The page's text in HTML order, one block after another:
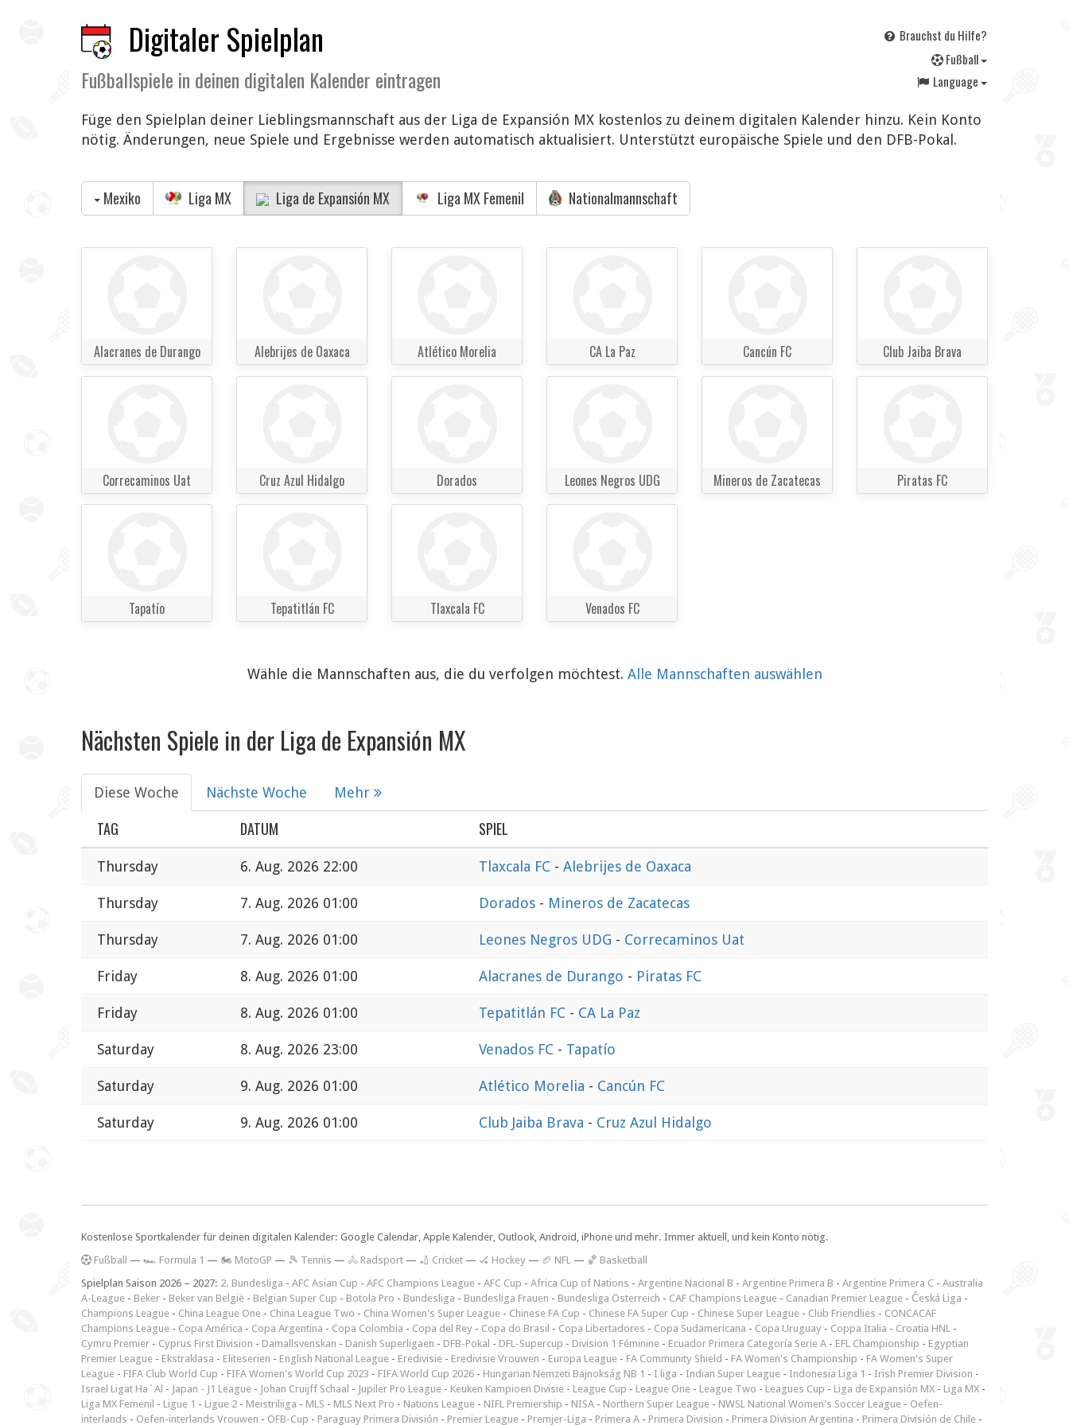
Digitaler Spielplan
Fußballspiele in deinen digitalen Kalender eintragen
Brauchst du Hilfe?
Fußball
Language
Füge den Spielplan deiner Lieblingsmannschaft aus der Liga de Expansión MX kostenlos zu deinem digitalen Kalender hinzu. Kein Konto
nötig. Änderungen, neue Spiele und Ergebnisse werden automatisch aktualisiert. Unterstützt europäische Spiele und den DFB-Pokal.
Mexiko Liga MX Liga de Expansión MX Liga MX Femenil Nationalmannschaft
Alacranes de Durango Alebrijes de Oaxaca Atlético Morelia CA La Paz Cancún FC Club Jaiba Brava
Correcaminos Uat Cruz Azul Hidalgo Dorados Leones Negros UDG Mineros de Zacatecas Piratas FC
Tapatío Tepatitlán FC Tlaxcala FC Venados FC
Wähle die Mannschaften aus, die du verfolgen möchtest. Alle Mannschaften auswählen
Nächsten Spiele in der Liga de Expansión MX
Diese Woche Nächste Woche Mehr
TAG DATUM SPIEL
Thursday 6. Aug. 2026 22:00 Tlaxcala FC - Alebrijes de Oaxaca
Thursday 7. Aug. 2026 01:00 Dorados - Mineros de Zacatecas
Thursday 7. Aug. 2026 01:00 Leones Negros UDG - Correcaminos Uat
Friday 8. Aug. 2026 01:00 Alacranes de Durango - Piratas FC
Friday 8. Aug. 2026 01:00 Tepatitlán FC - CA La Paz
Saturday 8. Aug. 2026 23:00 Venados FC - Tapatío
Saturday 9. Aug. 2026 01:00 Atlético Morelia - Cancún FC
Saturday 9. Aug. 2026 01:00 Club Jaiba Brava - Cruz Azul Hidalgo
Kostenlose Sportkalender für deinen digitalen Kalender: Google Calendar, Apple Kalender, Outlook, Android, iPhone und mehr. Immer aktuell, und kein Konto nötig.
Fußball — 🏎️ Formula 1 — 🏍 MotoGP — 🎾 Tennis — 🚴 Radsport — 🏏 Cricket — 🏑 Hockey — 🏈 NFL — 🏀 Basketball
Spielplan Saison 2026 – 2027: 2. Bundesliga - AFC Asian Cup - AFC Champions League - AFC Cup - Africa Cup of Nations - Argentine Nacional B - Argentine Primera B - Argentine Primera C - Australia
A-League - Beker - Beker van België - Belgian Super Cup - Botola Pro - Bundesliga - Bundesliga Frauen - Bundesliga Österreich - CAF Champions League - Canadian Premier League - Česká Liga -
Champions League - China League One - China League Two - China Women's Super League - Chinese FA Cup - Chinese FA Super Cup - Chinese Super League - Club Friendlies - CONCACAF
Champions League - Copa América - Copa Argentina - Copa Colombia - Copa del Rey - Copa do Brasil - Copa Libertadores - Copa Sudamericana - Copa Uruguay - Coppa Italia - Croatia HNL -
Cymru Premier - Cyprus First Division - Damallsvenskan - Danish Superligaen - DFB-Pokal - DFL-Supercup - Division 1 Féminine - Ecuador Primera Categoría Serie A - EFL Championship - Egyptian
Premier League - Ekstraklasa - Eliteserien - English National League - Eredivisie - Eredivisie Vrouwen - Europa League - FA Community Shield - FA Women's Championship - FA Women's Super
League - FIFA Club World Cup - FIFA Women's World Cup 2023 - FIFA World Cup 2026 - Hungarian Nemzeti Bajnokság NB 1 - I liga - Indian Super League - Indonesia Liga 1 - Irish Premier Division -
Israel Ligat Ha`Al - Japan - J1 League - Johan Cruijff Schaal - Jupiler Pro League - Keuken Kampioen Divisie - League Cup - League One - League Two - Leagues Cup - Liga de Expansión MX - Liga MX -
Liga MX Femenil - Ligue 1 - Ligue 2 - Meistriliiga - MLS - MLS Next Pro - Nations League - NIFL Premiership - NISA - Northern Super League - NWSL National Women's Soccer League - Oefen-
interlands - Oefen-interlands Vrouwen - ÖFB-Cup - Paraguay Primera División - Premier League - Premjer-Liga - Primera A - Primera Division - Primera Division Argentina - Primera División de Chile -